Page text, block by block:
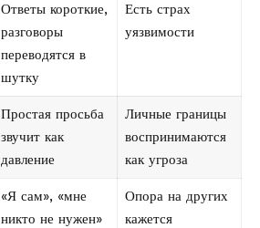
Ответы короткие,
разговоры
переводятся в
шутку
Есть страх
уязвимости
Простая просьба
звучит как
давление
Личные границы
воспринимаются
как угроза
«Я сам», «мне
никто не нужен»
Опора на других
кажется